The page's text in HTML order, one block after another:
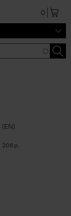
0
(EN)
208